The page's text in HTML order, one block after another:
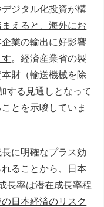
ジタル化投資が構
えると、海外にお
業の輸出に好影響
。経済産業省の製
財（輸送機械を除
する見通しとなって
とを示唆していま
に明確なプラス効
ることから、日本
長率は潜在成長率程
日本経済のリスク